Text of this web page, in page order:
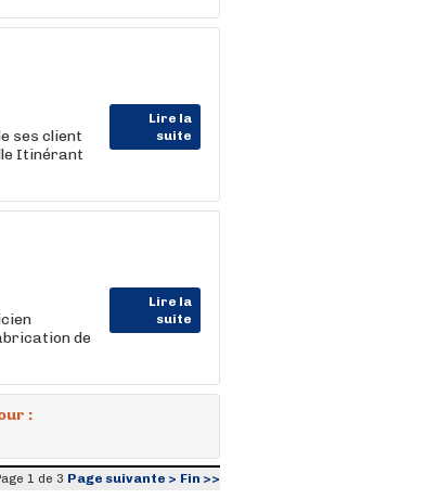
Lire la
suite
ses client
Itinérant
Lire la
suite
de
:
1 de 3 Page suivante > Fin >>